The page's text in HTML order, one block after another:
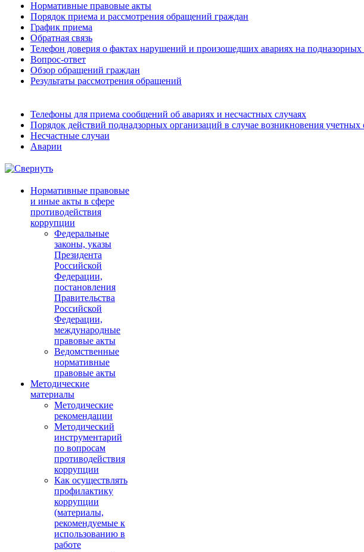
Нормативные правовые акты
Порядок приема и рассмотрения обращений граждан
График приема
Обратная связь
Телефон доверия о фактах нарушений и произошедших авариях на подназорных
Вопрос-ответ
Обзор обращений граждан
Результаты рассмотрения обращений
Телефоны для приема сообщений об авариях и несчастных случаях
Порядок действий поднадзорных организаций в случае возникновения учетных
Несчастные случаи
Аварии
Нормативные правовые
и иные акты в сфере
противодействия
коррупции
Федеральные
законы, указы
Президента
Российской
Федерации,
постановления
Правительства
Российской
Федерации,
международные
правовые акты
Ведомственные
нормативные
правовые акты
Методические
материалы
Методические
рекомендации
Методический
инструментарий
по вопросам
противодействия
коррупции
Как осуществлять
профилактику
коррупции
(материалы,
рекомендуемые к
использованию в
работе